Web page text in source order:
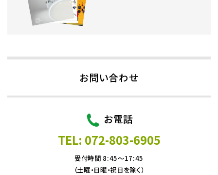
お問い合わせ
お電話
TEL: 072-803-6905
受付時間 8:45～17:45
（土曜・日曜・祝日を除く）